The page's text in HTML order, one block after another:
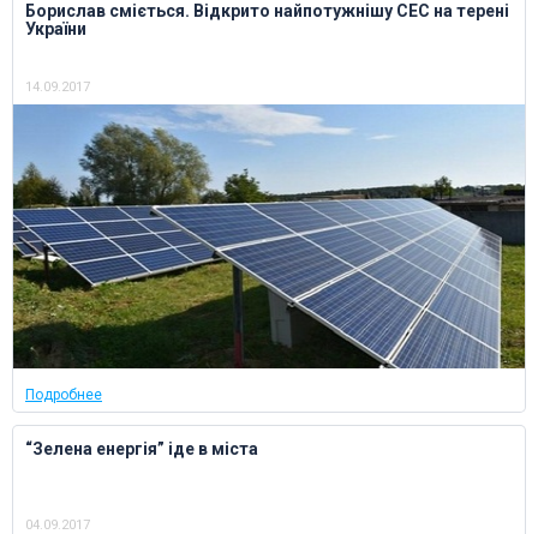
Борислав сміється. Відкрито найпотужнішу СЕС на терені
України
14.09.2017
Подробнее
“Зелена енергія” іде в міста
04.09.2017